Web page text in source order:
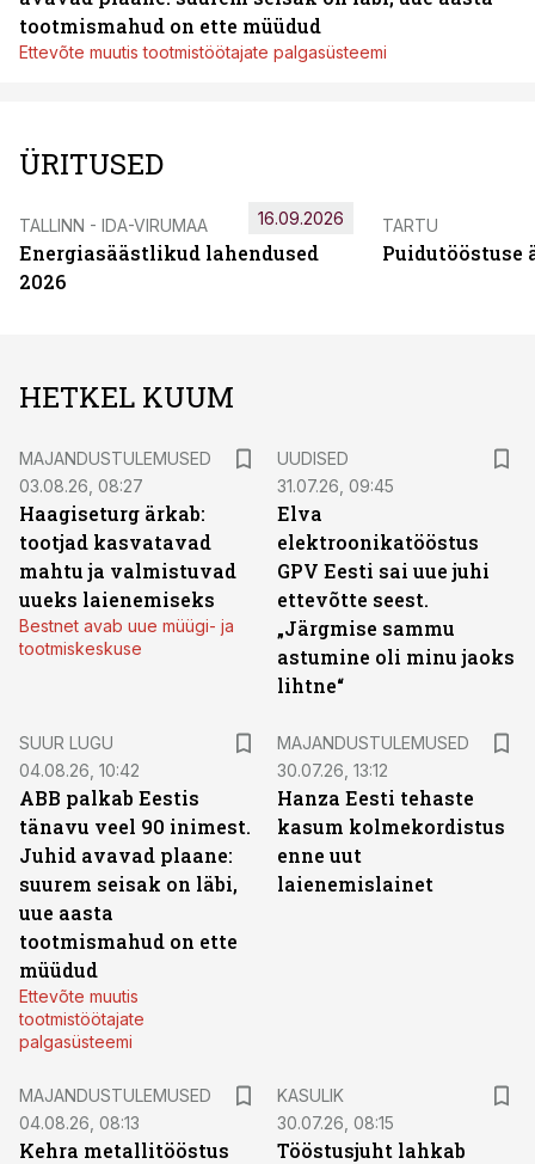
tootmismahud on ette müüdud
Ettevõte muutis tootmistöötajate palgasüsteemi
ÜRITUSED
TALLINN - IDA-VIRUMAA
Energiasäästlikud lahendused
2026
16.09.2026 TARTU
Puidutööstuse
HETKEL KUUM
MAJANDUSTULEMUSED
03.08.26, 08:27
Haagiseturg ärkab:
tootjad kasvatavad
mahtu ja valmistuvad
uueks laienemiseks
Bestnet avab uue müügi- ja
tootmiskeskuse
UUDISED
31.07.26, 09:45
Elva
elektroonikatööstus
GPV Eesti sai uue juhi
ettevõtte seest.
„Järgmise sammu
astumine oli minu jaoks
lihtne“
SUUR LUGU
04.08.26, 10:42
ABB palkab Eestis
tänavu veel 90 inimest.
Juhid avavad plaane:
suurem seisak on läbi,
uue aasta
tootmismahud on ette
müüdud
Ettevõte muutis
tootmistöötajate
palgasüsteemi
MAJANDUSTULEMUSED
30.07.26, 13:12
Hanza Eesti tehaste
kasum kolmekordistus
enne uut
laienemislainet
MAJANDUSTULEMUSED
04.08.26, 08:13
Kehra metallitööstus
KASULIK
30.07.26, 08:15
Tööstusjuht lahkab